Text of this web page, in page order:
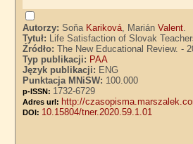
Autorzy:Soňa Kariková, MariánValent.
Tytuł: Life Satisfaction of Slovak
Źródło:The New Educational Review. -
Typ publikacji: PAA
Język publikacji: ENG
Punktacja MNiSW: 100.000
p-ISSN: 1732-6729
Adres url: http://
DOI: 10.15804/tner.2020.59.1.01